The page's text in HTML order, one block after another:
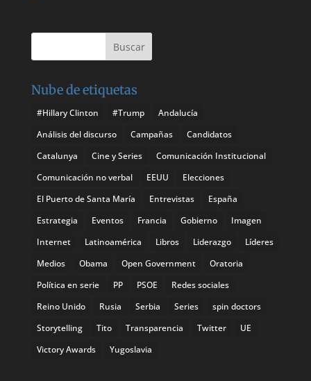
Nube de etiquetas
#Hillary Clinton #Trump
Andalucía
Análisis del discurso
Campañas
Candidatos
Catalunya
Cine y Series
Comunicación Institucional
Comunicación no verbal
EEUU
Elecciones
El Puerto de Santa María
Entrevistas
España
Estrategia
Eventos Francia Gobierno
Imagen
Internet
Latinoamérica Libros Liderazgo
Líderes
Medios
Obama Open Government
Oratoria
Política en serie
PP PSOE
Redes sociales
Reino Unido
Rusia Serbia Series
spin doctors
Storytelling
Tito Transparencia Twitter
UE
Victory Awards
Yugoslavia